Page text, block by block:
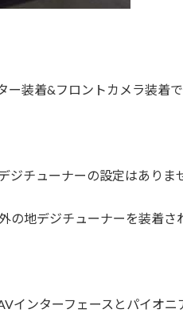
装着&フロントカメラ装着で
チューナーの設定はありま
の地デジチューナーを装着さ
インターフェースとパイオニ